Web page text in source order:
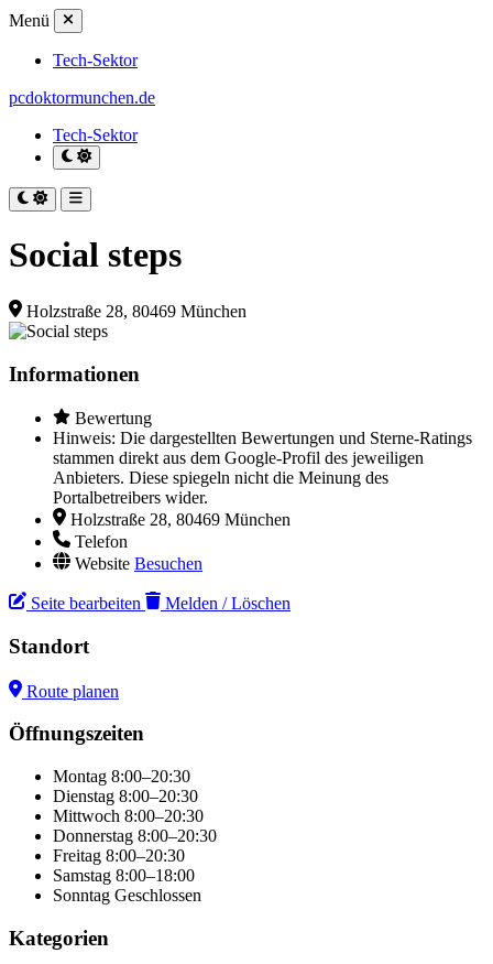
Menü
Tech-Sektor
pcdoktormunchen.de
Tech-Sektor
Social steps
Holzstraße 28, 80469 München
Informationen
Bewertung
Hinweis: Die dargestellten Bewertungen und Sterne-Ratings
stammen direkt aus dem Google-Profil des jeweiligen
Anbieters. Diese spiegeln nicht die Meinung des
Portalbetreibers wider.
Holzstraße 28, 80469 München
Telefon
Website Besuchen
Seite bearbeiten Melden / Löschen
Standort
Route planen
+
Öffnungszeiten
Montag 8:00–20:30
Dienstag 8:00–20:30
Mittwoch 8:00–20:30
Donnerstag 8:00–20:30
Freitag 8:00–20:30
Samstag 8:00–18:00
Sonntag Geschlossen
Kategorien